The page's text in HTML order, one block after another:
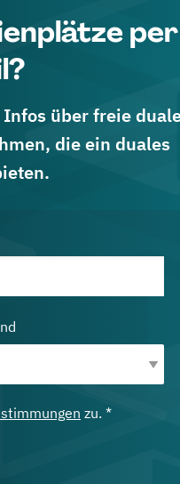
per
über freie
die ein duales
zu. *